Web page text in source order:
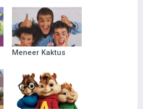
Meneer Kaktus